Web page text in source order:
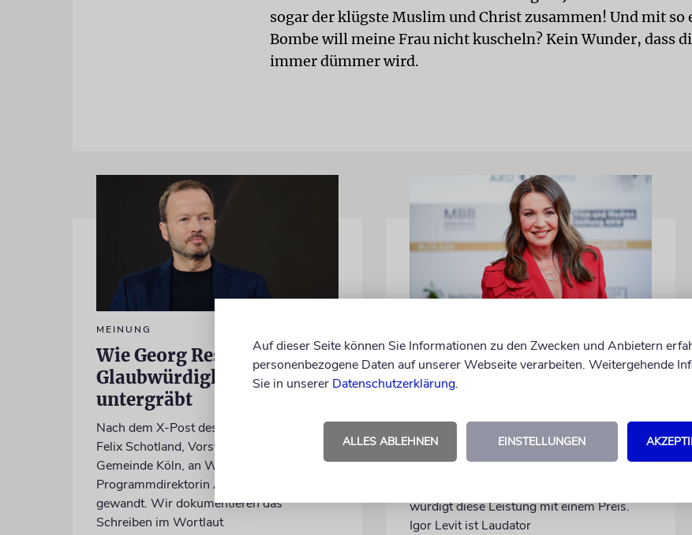
sogar der klügste Muslim und Christ zusammen! Und mit so
Bombe will meine Frau nicht kuscheln? Kein Wunder, dass
immer dümmer wird.
MEINUNG
Wie Georg Restle die
Glaubwürdigkeit des ÖRR
untergräbt
Nach dem X-Post des Journalisten hat sich
Felix Schotland, Vorstand der Synagogen-
Gemeinde Köln, an WDR-
Programmdirektorin Andrea Schafarczyk
gewandt. Wir dokumentieren das
Schreiben im Wortlaut
Einsatz gegen Judenhass:
Iris Berben erhält
Kulturpolitikpreis
Die Schauspielerin steht nicht nur vor der
würdigt diese Leistung mit einem Preis.
Igor Levit ist Laudator
Auf dieser Seite können Sie Informationen zu den Zwecken und Anbietern
personenbezogene Daten auf unserer Webseite verarbeiten. Weitergehende
Sie in unserer Datenschutzerklärung.
ALLES ABLEHNEN EINSTELLUNGEN